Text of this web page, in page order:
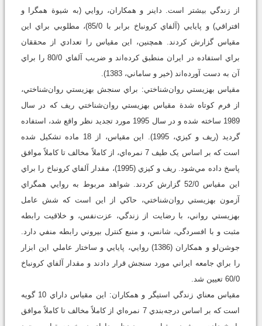
از زندگي بيشتر است. داينر و همکاران، روايي (به شيوة همگرا و
افتراقي) و پايايي (آلفاي کرونباخ برابر با 85/0)، مطلوبي براي اين
مقياس گزارش کردند. همچنين، اين مقياس را تعدادي از محققان
براي استفاده در ايران منطبق کرده‌اند و ضريب آلفاي 80/0 را براي
آن به دست آورده‌اند (خير و ساماني، 1383).
مقياس بهزيستي روان‌شناختي: براي سنجش بهزيستي روان‌شناختي،
از فرم کوتاه شدة مقياس بهزيستي روان‌شناختي ريف که در سال
1989 ساخته شده و در سال 1995 مورد تجديد نظر واقع شد، استفاده
گرديد (ريف و کيزي، 1995). اين مقياس، از 18 ماده تشکيل شده
است که بر اساس يک طيف 7 نمره‌اي، از کاملاً مخالف تا کاملاً موافق
پاسخ داده مي‌شود. ريف و کيزي (1995)، مقدار آلفاي کرونباخ را براي
اين مقياس 52/0 گزارش کردند. شواهد مربوط به روايي همگراي
آزمون بهزيستي روان‌شناختي، حاکي از اين است که شش عامل
بهزيستي رواني، با رضايت از زندگي، عزت‌نفس، و خلاقيت رابطه
مثبت و با افسردگي، شانس، و منبع کنترل بيروني رابطه منفي دارد.
جوشن‌لو و همكاران (1386) روايي، پايايي و ساختار عاملي اين ابزار
را براي جامعه ايراني مورد سنجش قرار دادند و مقدار آلفاي کرونباخ
60/0 تعيين شد.
مقياس معناي زندگي استيگر و همكاران: اين مقياس داراي 10 گويه
است که بر اساس درجه‌بندي 7 نمره‌اي از کاملاً مخالف تا کاملاً موافق